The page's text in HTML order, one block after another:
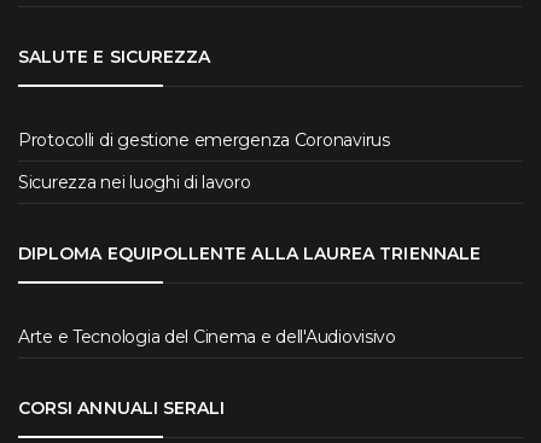
SALUTE E SICUREZZA
Protocolli di gestione emergenza Coronavirus
Sicurezza nei luoghi di lavoro
DIPLOMA EQUIPOLLENTE ALLA LAUREA TRIENNALE
Arte e Tecnologia del Cinema e dell'Audiovisivo
CORSI ANNUALI SERALI